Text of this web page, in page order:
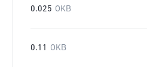
0.025 OKB
0.11 OKB